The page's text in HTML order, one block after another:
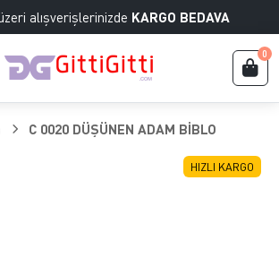
alışverişlerinizde KARGO BEDAVA
0
C 0020 DÜŞÜNEN ADAM BİBLO
HIZLI KARGO